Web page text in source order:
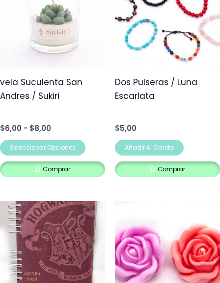
vela Suculenta San
Andres / Sukiri
$6,00 - $8,00
$6,00
hasta
$8,00
Seleccionar Opciones
variantes.
pueden
de
producto
Comprar
Dos Pulseras / Luna
Escarlata
$5,00
Añadir Al Carrito
Comprar
Rango
precios:
desde
$10,00
hasta
$15,00
Este
producto
tiene
múltiples
variantes.
Las